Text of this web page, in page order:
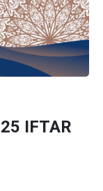
IFTAR